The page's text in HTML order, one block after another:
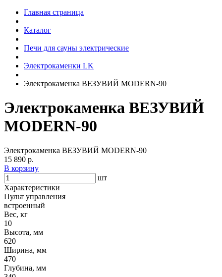
Главная страница
Каталог
Печи для сауны электрические
Электрокаменки LK
Электрокаменка ВЕЗУВИЙ MODERN-90
Электрокаменка ВЕЗУВИЙ
MODERN-90
Электрокаменка ВЕЗУВИЙ MODERN-90
15 890 р.
В корзину
шт
Характеристики
Пульт управления
встроенный
Вес, кг
10
Высота, мм
620
Ширина, мм
470
Глубина, мм